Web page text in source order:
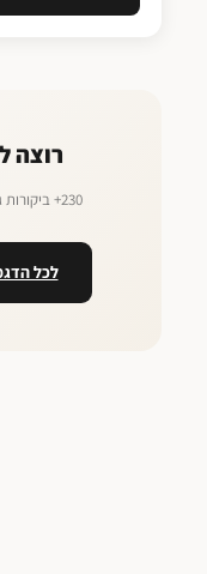
רוצה
230+ ביקורות גוגל · 4.9 ★ · אולם תצוגה בראשל"צ
לכל